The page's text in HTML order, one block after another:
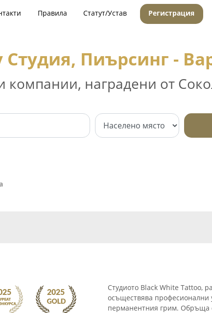
Правила Статут/Устав Регистрация
Студия, Пиърсинг -
компании, наградени от
Студиото Black White Tattoo,
осъществява професионални
перманентния грим. Обръща